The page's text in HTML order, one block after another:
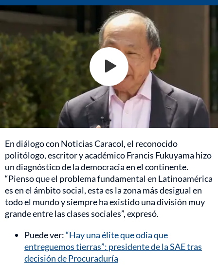
En diálogo con Noticias Caracol, el reconocido
politólogo, escritor y académico Francis Fukuyama hizo
un diagnóstico de la democracia en el continente.
“Pienso que el problema fundamental en Latinoamérica
es en el ámbito social, esta es la zona más desigual en
todo el mundo y siempre ha existido una división muy
grande entre las clases sociales”, expresó.
Puede ver:“Hay una élite que odia que
entreguemos tierras”: presidente de la SAE tras
decisión de Procuraduría